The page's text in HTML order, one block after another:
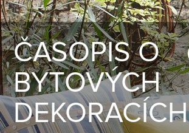
ČASOPIS O
BYTOVÝCH
DEKORACÍCH